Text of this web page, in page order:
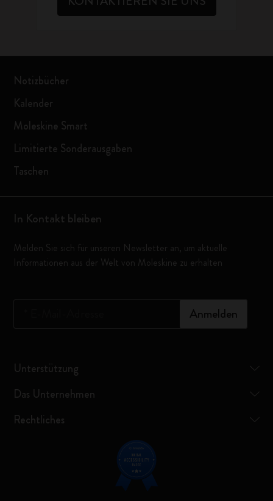
Notizbücher
Kalender
Moleskine Smart
Limitierte Sonderausgaben
Taschen
In Kontakt bleiben
Melden Sie sich für unseren Newsletter an, um aktuelle
Informationen aus der Welt von Moleskine zu erhalten
Anmelden
Unterstützung
Das Unternehmen
Rechtliches